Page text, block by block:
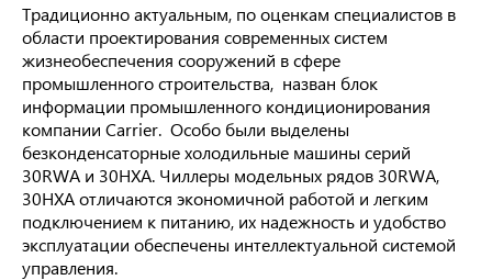
Традиционно актуальным, по оценкам специалистов в
области проектирования современных систем
жизнеобеспечения сооружений в сфере
промышленного строительства, назван блок
информации промышленного кондиционирования
компании Carrier. Особо были выделены
безконденсаторные холодильные машины серий
30RWA и 30HXA. Чиллеры модельных рядов 30RWA,
30HXA отличаются экономичной работой и легким
подключением к питанию, их надежность и удобство
эксплуатации обеспечены интеллектуальной системой
управления.